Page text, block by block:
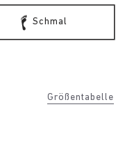
Schmal
Größentabelle